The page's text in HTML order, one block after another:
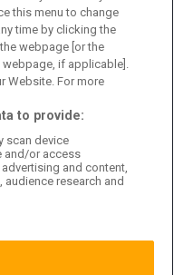
this menu to change
time by clicking the
webpage [or the
if applicable].
Website. For more
to provide:
scan device
and/or access
and content,
research and